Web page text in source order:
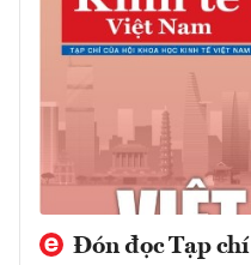
Đón đọc Tạp